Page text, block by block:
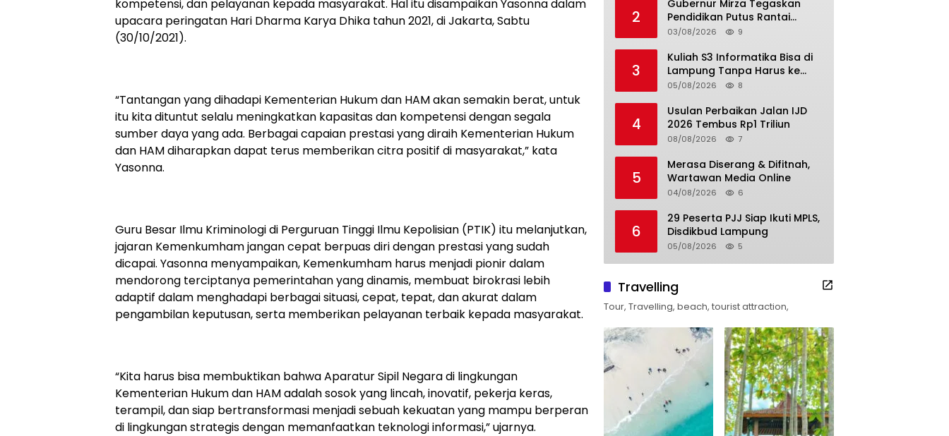
kompetensi, dan pelayanan kepada masyarakat. Hal itu disampaikan Yasonna dalam
upacara peringatan Hari Dharma Karya Dhika tahun 2021, di Jakarta, Sabtu
(30/10/2021).
“Tantangan yang dihadapi Kementerian Hukum dan HAM akan semakin berat, untuk
itu kita dituntut selalu meningkatkan kapasitas dan kompetensi dengan segala
sumber daya yang ada. Berbagai capaian prestasi yang diraih Kementerian Hukum
dan HAM diharapkan dapat terus memberikan citra positif di masyarakat,” kata
Yasonna.
Guru Besar Ilmu Kriminologi di Perguruan Tinggi Ilmu Kepolisian (PTIK) itu melanjutkan,
jajaran Kemenkumham jangan cepat berpuas diri dengan prestasi yang sudah
dicapai. Yasonna menyampaikan, Kemenkumham harus menjadi pionir dalam
mendorong terciptanya pemerintahan yang dinamis, membuat birokrasi lebih
adaptif dalam menghadapi berbagai situasi, cepat, tepat, dan akurat dalam
pengambilan keputusan, serta memberikan pelayanan terbaik kepada masyarakat.
“Kita harus bisa membuktikan bahwa Aparatur Sipil Negara di lingkungan
Kementerian Hukum dan HAM adalah sosok yang lincah, inovatif, pekerja keras,
terampil, dan siap bertransformasi menjadi sebuah kekuatan yang mampu berperan
di lingkungan strategis dengan memanfaatkan teknologi informasi,” ujarnya.
2
Gubernur Mirza Tegaskan
Pendidikan Putus Rantai
Kemiskinan
03/08/2026 9
3
Kuliah S3 Informatika Bisa di
Lampung Tanpa Harus ke
Luar Daerah
05/08/2026 8
4
Usulan Perbaikan Jalan IJD
2026 Tembus Rp1 Triliun
08/08/2026 7
5
Merasa Diserang & Difitnah,
Wartawan Media Online
04/08/2026 6
6
29 Peserta PJJ Siap Ikuti MPLS,
Disdikbud Lampung
05/08/2026 5
Travelling
Tour, Travelling, beach, tourist attraction,